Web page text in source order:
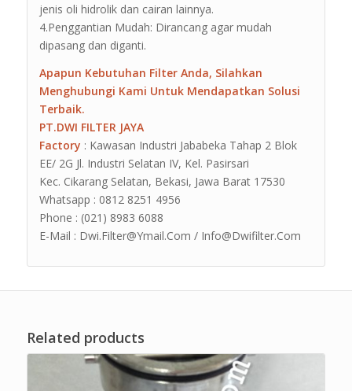
jenis oli hidrolik dan cairan lainnya.
4.Penggantian Mudah: Dirancang agar mudah
dipasang dan diganti.
Apapun Kebutuhan Filter Anda, Silahkan
Menghubungi Kami Untuk Mendapatkan Solusi
Terbaik.
PT.DWI FILTER JAYA
Factory : Kawasan Industri Jababeka Tahap 2 Blok
EE/ 2G Jl. Industri Selatan IV, Kel. Pasirsari
Kec. Cikarang Selatan, Bekasi, Jawa Barat 17530
Whatsapp : 0812 8251 4956
Phone : (021) 8983 6088
E-Mail : Dwi.Filter@Ymail.Com / Info@Dwifilter.Com
Related products